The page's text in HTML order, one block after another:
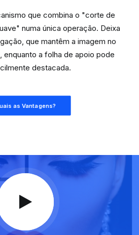
que combina o "corte de
numa única operação. Deixa
que mantêm a imagem no
enquanto a folha de apoio pode
destacada.
as Vantagens?